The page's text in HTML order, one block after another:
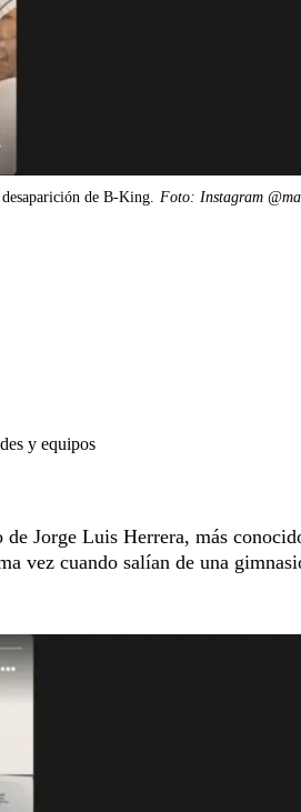
de B-King. Foto: Instagram
y equipos
de Jorge Luis Herrera, más
vez cuando salían de una